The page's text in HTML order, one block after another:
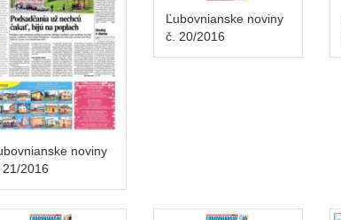
noviny
21/2016
Ľubovnianske noviny
č. 20/2016